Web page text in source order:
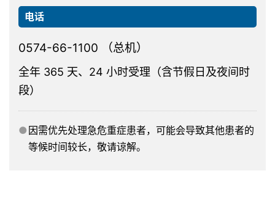
电话
0574-66-1100 （总机）
全年 365 天、24 小时受理（含节假日及夜间时
段）
因需优先处理急危重症患者，可能会导致其他患者的
等候时间较长，敬请谅解。